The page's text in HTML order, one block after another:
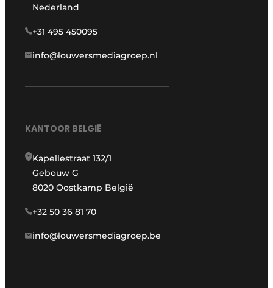
Nederland
+31 495 450095
info@louwersmediagroep.nl
KANTOOR BELGIË
Kapellestraat 132/1
Gebouw G
8020 Oostkamp België
+32 50 36 81 70
info@louwersmediagroep.be